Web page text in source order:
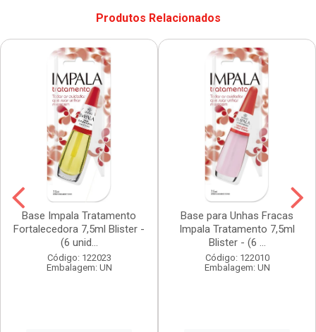
Produtos Relacionados
Base Impala Tratamento
Fortalecedora 7,5ml Blister -
(6 unid...
Código: 122023
Embalagem: UN
Base para Unhas Fracas
Impala Tratamento 7,5ml
Blister - (6 ...
Código: 122010
Embalagem: UN